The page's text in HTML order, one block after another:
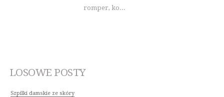
romper, ko...
LOSOWE POSTY
Szpilki damskie ze skóry